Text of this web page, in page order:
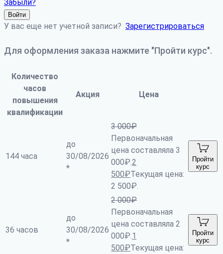
Забыли?
Войти
У вас еще нет учетной записи? Зарегистрироваться
Для оформления заказа нажмите "Пройти курс".
Количество
часов
повышения
квалификации
Акция Цена
144 часа
до
30/08/2026
*
3 000₽
Первоначальная
цена составляла 3
000₽.2
500₽Текущая цена:
2 500₽.
Пройти
курс
36 часов
до
30/08/2026
*
2 000₽
Первоначальная
цена составляла 2
000₽.1
500₽Текущая цена:
Пройти
курс